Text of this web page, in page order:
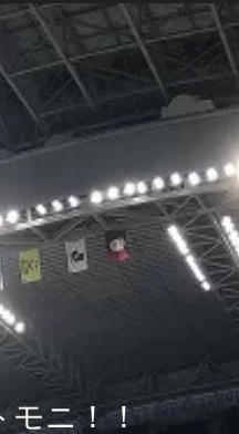
モニ！！